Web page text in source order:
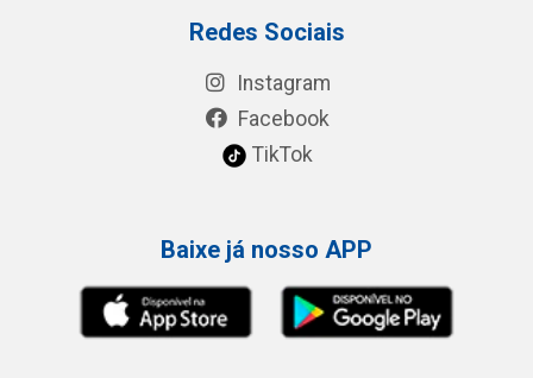
Redes Sociais
Instagram
Facebook
TikTok
Baixe já nosso APP